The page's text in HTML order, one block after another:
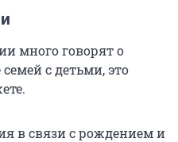
много говорят о
с детьми, это
в связи с рождением и